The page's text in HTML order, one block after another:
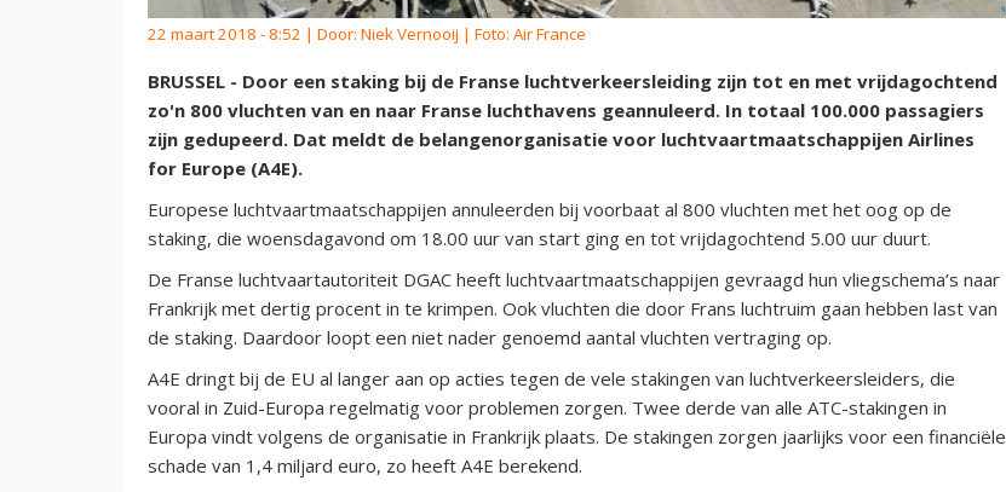
22 maart 2018 - 8:52 | Door: Niek Vernooij | Foto: Air France
BRUSSEL - Door een staking bij de Franse luchtverkeersleiding zijn tot en met vrijdagochtend
zo'n 800 vluchten van en naar Franse luchthavens geannuleerd. In totaal 100.000 passagiers
zijn gedupeerd. Dat meldt de belangenorganisatie voor luchtvaartmaatschappijen Airlines
for Europe (A4E).
Europese luchtvaartmaatschappijen annuleerden bij voorbaat al 800 vluchten met het oog op de
staking, die woensdagavond om 18.00 uur van start ging en tot vrijdagochtend 5.00 uur duurt.
De Franse luchtvaartautoriteit DGAC heeft luchtvaartmaatschappijen gevraagd hun vliegschema’s naar
Frankrijk met dertig procent in te krimpen. Ook vluchten die door Frans luchtruim gaan hebben last van
de staking. Daardoor loopt een niet nader genoemd aantal vluchten vertraging op.
A4E dringt bij de EU al langer aan op acties tegen de vele stakingen van luchtverkeersleiders, die
vooral in Zuid-Europa regelmatig voor problemen zorgen. Twee derde van alle ATC-stakingen in
Europa vindt volgens de organisatie in Frankrijk plaats. De stakingen zorgen jaarlijks voor een financiële
schade van 1,4 miljard euro, zo heeft A4E berekend.